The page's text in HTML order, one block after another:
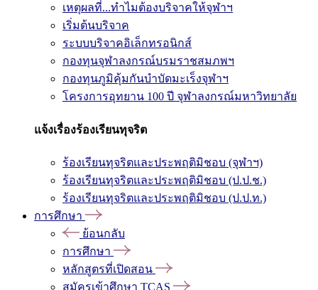
เหตุผลที่...ทำไมต้องบริจาคให้จุฬาฯ
เริ่มต้นบริจาค
ระบบบริจาคอิเล็กทรอนิกส์
กองทุนจุฬาลงกรณ์บรมราชสมภพฯ
กองทุนภูมิคุ้มกันบำบัดมะเร็งจุฬาฯ
โครงการอุทยาน 100 ปี จุฬาลงกรณ์มหาวิทยาลัย
แจ้งเรื่องร้องเรียนทุจริต
ร้องเรียนทุจริตและประพฤติมิชอบ (จุฬาฯ)
ร้องเรียนทุจริตและประพฤติมิชอบ (ป.ป.ช.)
ร้องเรียนทุจริตและประพฤติมิชอบ (ป.ป.ท.)
การศึกษา
ย้อนกลับ
การศึกษา
หลักสูตรที่เปิดสอน
สมัครเข้าศึกษา TCAS